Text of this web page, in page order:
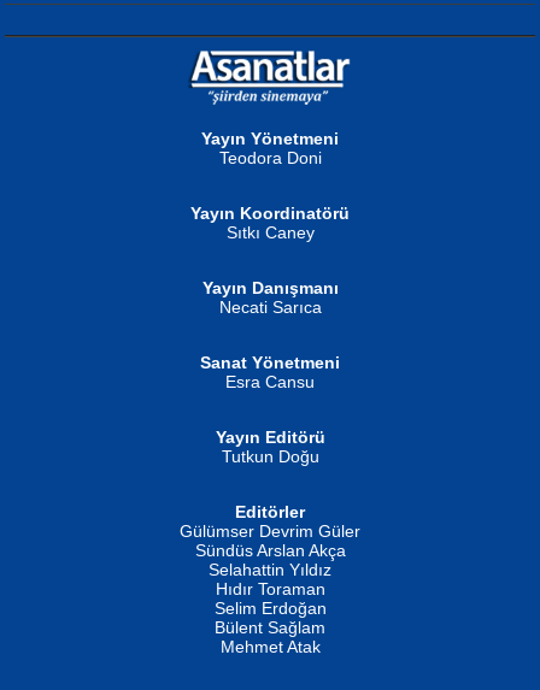
NURAN KÖSE BAYDAR
İSMAİL OKUTAN
Erkeklerin Kahrolması Ne Demektir
Ben Deniz Değilim ki...
Evvel Zaman Tanrıçası...
Yayın Yönetmeni
Teodora Doni
Yayın Koordinatörü
Sıtkı Caney
Yayın Danışmanı
Necati Sarıca
Sanat Yönetmeni
Esra Cansu
Yayın Editörü
Tutkun Doğu
Editörler
Gülümser Devrim Güler
Sündüs Arslan Akça
Selahattin Yıldız
Hıdır Toraman
Selim Erdoğan
Bülent Sağlam
Mehmet Atak